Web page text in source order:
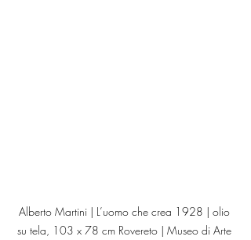
Alberto Martini | L’uomo che crea 1928 | olio
su tela, 103 x 78 cm Rovereto | Museo di Arte